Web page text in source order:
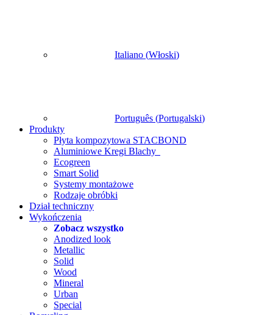
Italiano (Włoski)
Português (Portugalski)
Produkty
Płyta kompozytowa STACBOND
Aluminiowe Kregi Blachy
Ecogreen
Smart Solid
Systemy montażowe
Rodzaje obróbki
Dział techniczny
Wykończenia
Zobacz wszystko
Anodized look
Metallic
Solid
Wood
Mineral
Urban
Special